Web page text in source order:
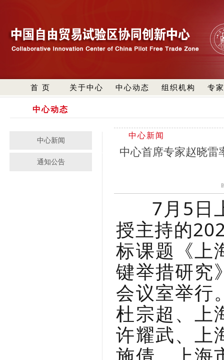
首 页 关于中心 中心动态 组织机构 专
中心动态
中心新闻
通知公告
中心新闻
中心首席专家赵晓雷
7月5日上
授主持的
标课题《上
键举措研究
会议室举行
杜宗超、上
许耀武、上